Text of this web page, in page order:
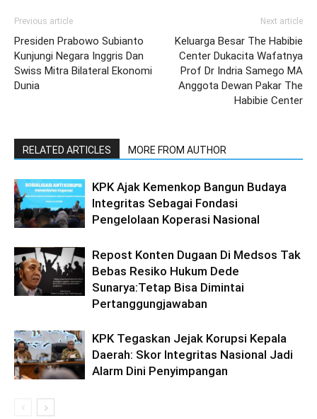
Previous article
Presiden Prabowo Subianto
Kunjungi Negara Inggris Dan
Swiss Mitra Bilateral Ekonomi
Dunia
Next article
Keluarga Besar The Habibie
Center Dukacita Wafatnya
Prof Dr Indria Samego MA
Anggota Dewan Pakar The
Habibie Center
RELATED ARTICLES MORE FROM AUTHOR
KPK Ajak Kemenkop Bangun Budaya
Integritas Sebagai Fondasi
Pengelolaan Koperasi Nasional
Repost Konten Dugaan Di Medsos Tak
Bebas Resiko Hukum Dede
Sunarya:Tetap Bisa Dimintai
Pertanggungjawaban
KPK Tegaskan Jejak Korupsi Kepala
Daerah: Skor Integritas Nasional Jadi
Alarm Dini Penyimpangan